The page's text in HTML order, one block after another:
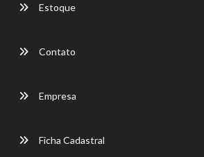
Estoque
Contato
Empresa
Ficha Cadastral